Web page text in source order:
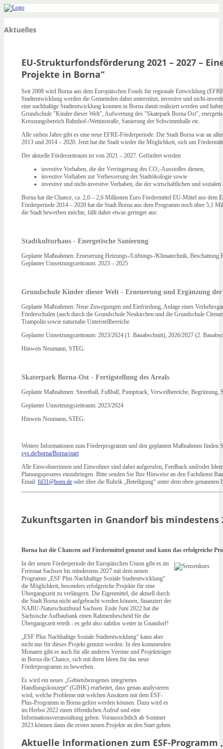
Aktuelles
EU-Strukturfondsförderung 2021 – 2027 –
Projekte in Borna“
Seit 2008 wird Borna aus dem Europäischen Fonds für regionale Entwicklung
Stadtentwicklung werden die Gemeinden dabei unterstützt, investive und nicht-
eine nachhaltige Stadtentwicklung konnten in Borna damit realisiert werden und
Grundschule "Kinder dieser Welt", Aufwertung des "Skatepark Borna Ost",
Kreuzungsbereich Bahnhof-/Wettinstraße, Sanierung der Schwimmhalle etc.
Alle sieben Jahre gibt es eine neue EFRE-Förderperiode. Die Stadt Borna war an
2013 und 2014 – 2020. Jetzt hat die Stadt wieder die Möglichkeit, sich um
Der aktuelle Förderzeitraum ist von 2021 – 2027. Gefördert werden
investive Vorhaben, die der Verringerung des CO₂-Ausstoßes dienen,
investive Vorhaben zur Verbesserung der Stadtökologie sowie
investive und nicht-investive Vorhaben, die der wirtschaftlichen und sozialen
Borna hat die Chance, ca. 2,0 – 2,6 Millionen Euro Fördermittel EU-Mittel aus dem
Förderperiode 2014 – 2020 hat die Stadt Borna aus dem Programm noch über 5,1
die Stadt bewerben möchte, fällt daher etwas geringer aus:
Stadtkulturhaus - Energetische Sanierung
Geplante Maßnahmen: Erneuerung Heizungs-/Lüftungs-/Klimatechnik, Beschattung
Geplanter Umsetzungszeitraum: 2023 – 2025
Grundschule Kinder dieser Welt - Erneuerung und Ergänzung der
Geplante Maßnahmen: Neue Zuwegungen und Einfriedung, Anlage eines
Förderschulen (auch durch die Grundschule Neukirchen und die Grundschule
Trampolin sowie naturnahe Unterstellbereiche
Geplanter Umsetzungszeitraum: 2023/2024 (1. Bauabschnitt), 2026/2027 (2.
Hinweis Neumann, STEG:
Skaterpark Borna-Ost - Fertigstellung des Areals
Geplante Maßnahmen: Streetball, Fußball, Pumptrack, Verweilbereiche,
Geplanter Umsetzungszeitraum: 2023/2024
Hinweis Neumann, STEG:
Weitere Informationen zum Förderprogramm und den geplanten Maßnahmen finden
sys.de/borna/Borna/start
Alle Einwohnerinnen und Einwohner sind dabei aufgerufen, Feedback und/oder
Planungsprozess einzubringen. Bitte senden Sie Ihre Hinweise an den Fachdienst
Email: fd31@born.de oder über die Rubrik „Beteiligung“ unter dem oben genannten
Zukunftsgarten in Gnandorf bis mindestens
Borna hat die Chancen auf Fördermittel genutzt und kann das erfolgreiche
In der neuen Förderperiode der Europäischen Union gibt es im
Freistaat Sachsen bis mindestens 2027 mit dem neuen
Programm „ESF Plus Nachhaltige Soziale Stadtentwicklung“
die Möglichkeit, besonders erfolgreiche Projekte für eine
Übergangszeit zu verlängern. Die Eigenmittel, die aktuell durch
die Stadt Borna nicht aufgebracht werden können, finanziert der
NABU-Naturschutzbund Sachsen. Ende Juni 2022 hat die
Sächsische Aufbaubank einen Rahmenbescheid für die
Übergangszeit erteilt - es geht also nahtlos weiter in Gnandorf!
„ESF Plus Nachhaltige Soziale Stadtentwicklung“ kann aber
nicht nur für dieses Projekt genutzt werden: In den kommenden
Monaten gibt es auch für alle anderen Vereine und Projektträger
in Borna die Chance, sich mit ihren Ideen für das neue
Förderprogramm zu bewerben.
Es wird ein neues „Gebietsbezogenes integriertes
Handlungskonzept“ (GIHK) erarbeitet, dass genau analysieren
wird, welche Probleme mit welchen Ansätzen mit dem ESF-
Plus-Programm in Borna gelöst werden können. Dazu wird es
im Herbst 2022 einen öffentlichen Aufruf und eine
Informationsveranstaltung geben. Voraussichtlich ab Sommer
2023 können dann die ersten neuen Projekte an den Start gehen.
Aktuelle Informationen zum ESF-